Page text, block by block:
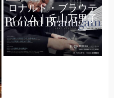
ロナルド・ブラウテ
ィハム｜丘山万里子